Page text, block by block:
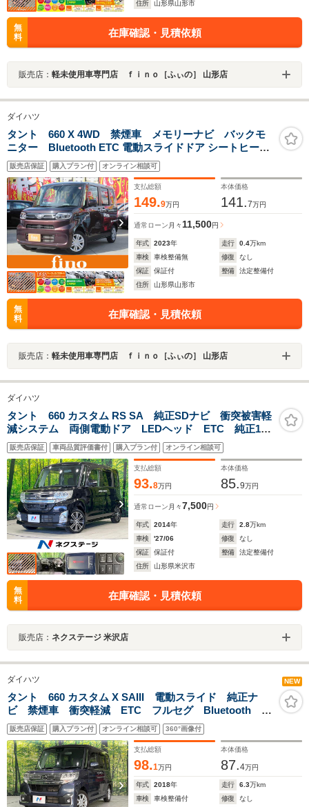
住所 山形県山形市
無
料
在庫確認・見積依頼
販売店： 軽未使用車専門店 ｆｉｎｏ［ふぃの］ 山形店
ダイハツ
タント 660 X 4WD 禁煙車 メモリーナビ バックモ
ニター Bluetooth ETC 電動スライドドア シートヒータ
ー スマートアシスト LEDヘッドランプ オートライト オ
ートハイビーム USBソケット
販売店保証 購入プラン付 オンライン相談可
支払総額
149.9万円
本体価格
141.7万円
通常ローン 月々11,500円
年式 2023年 走行 0.4万km
車検
車検整備無 修復
なし
保証
保証付 整備
法定整備付
住所
山形県山形市
無
料
在庫確認・見積依頼
販売店： 軽未使用車専門店 ｆｉｎｏ［ふぃの］ 山形店
ダイハツ
タント 660 カスタム RS SA 純正SDナビ 衝突被害軽
減システム 両側電動ドア LEDヘッド ETC 純正15
インチアルミ オートライト オートエアコン
Bluetooth CD DVD再生 フルセグ
販売店保証 車両品質評価書付 購入プラン付 オンライン相談可
支払総額
93.8万円
本体価格
85.9万円
通常ローン 月々7,500円
年式 2014年 走行 2.8万km
車検
'27/06 修復
なし
保証
保証付 整備
法定整備付
住所
山形県米沢市
無
料
在庫確認・見積依頼
販売店： ネクステージ 米沢店
ダイハツ NEW
タント 660 カスタム X SAIII 電動スライド 純正ナ
ビ 禁煙車 衝突軽減 ETC フルセグ Bluetooth
LEDヘッド・フォグ DVD/CD再生 純正14インチAW
スマートキー アイドリングストップ 電動格納ミラー
販売店保証 購入プラン付 オンライン相談可 360°画像付
支払総額
98.1万円
本体価格
87.4万円
年式 2018年 走行 6.3万km
車検
車検整備付 修復
なし